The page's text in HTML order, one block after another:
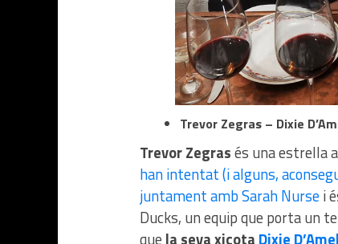
Trevor Zegras – Dixie
Trevor Zegrasés una estrella
han intentat (i alguns,
juntament amb Sarah Nursei
Ducks, un equip que porta un
que la seva xicota Dixie